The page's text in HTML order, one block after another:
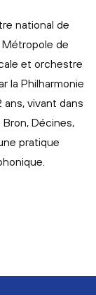
national de
de
et orchestre
la Philharmonie
ans, vivant dans
Décines,
pratique